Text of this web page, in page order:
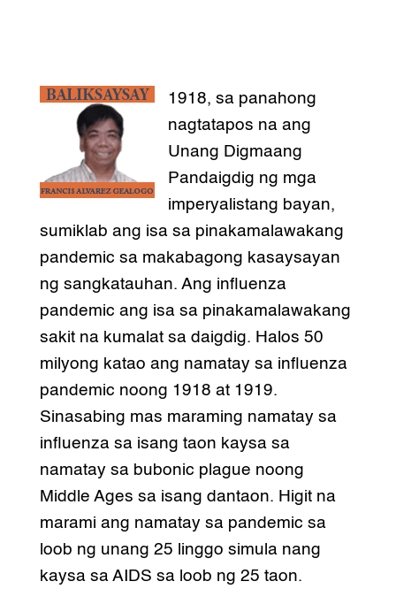
1918, sa panahong
nagtatapos na ang
Unang Digmaang
Pandaigdig ng mga
imperyalistang bayan,
sumiklab ang isa sa pinakamalawakang
pandemic sa makabagong kasaysayan
ng sangkatauhan. Ang influenza
pandemic ang isa sa pinakamalawakang
sakit na kumalat sa daigdig. Halos 50
milyong katao ang namatay sa influenza
pandemic noong 1918 at 1919.
Sinasabing mas maraming namatay sa
influenza sa isang taon kaysa sa
namatay sa bubonic plague noong
Middle Ages sa isang dantaon. Higit na
marami ang namatay sa pandemic sa
loob ng unang 25 linggo simula nang
kaysa sa AIDS sa loob ng 25 taon.